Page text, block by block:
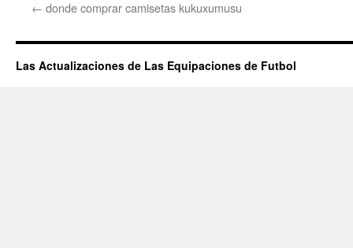
← donde comprar camisetas kukuxumusu
Las Actualizaciones de Las Equipaciones de Futbol